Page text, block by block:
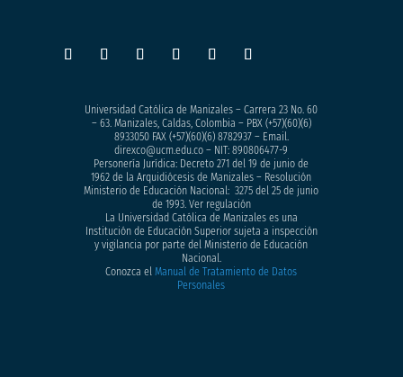
Universidad Católica de Manizales – Carrera 23 No. 60
– 63. Manizales, Caldas, Colombia – PBX (+57)(60)(6)
8933050FAX (+57)(60)(6) 8782937 – Email.
direxco@ucm.edu.co – NIT: 890806477-9
Personería Jurídica: Decreto 271 del 19 de junio de
1962 de la Arquidiócesis de Manizales – Resolución
Ministerio de Educación Nacional: 3275 del 25 de junio
de 1993. Ver regulación
La Universidad Católica de Manizales es una
Institución de Educación Superior sujeta a inspección
y vigilancia por parte del Ministerio de Educación
Nacional.
Conozca elManual de Tratamiento de Datos
Personales